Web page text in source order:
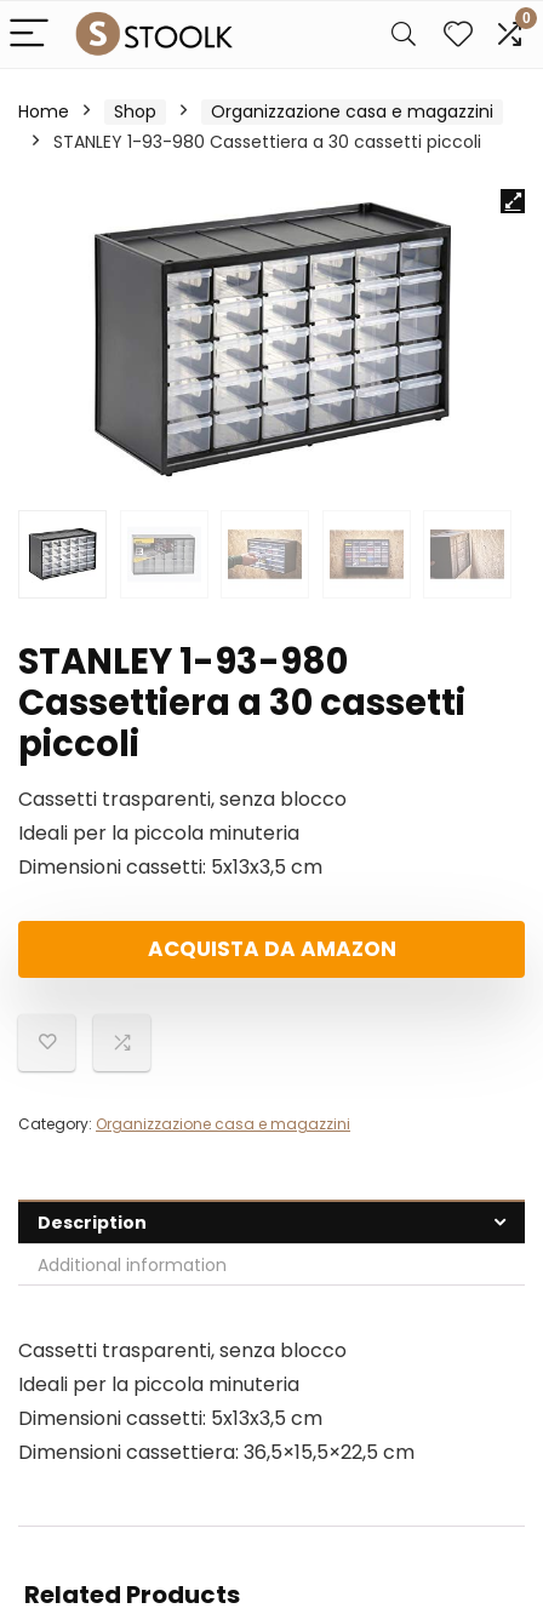
0
Home Shop
Organizzazione casa e magazzini
STANLEY 1-93-980 Cassettiera a 30 cassetti piccoli
STANLEY 1-93-980
Cassettiera a 30 cassetti
piccoli
Cassetti trasparenti, senza blocco
Ideali per la piccola minuteria
Dimensioni cassetti: 5x13x3,5 cm
ACQUISTA DA AMAZON
Category: Organizzazione casa e magazzini
Description
Additional information
Cassetti trasparenti, senza blocco
Ideali per la piccola minuteria
Dimensioni cassetti: 5x13x3,5 cm
Dimensioni cassettiera: 36,5×15,5×22,5 cm
Related Products